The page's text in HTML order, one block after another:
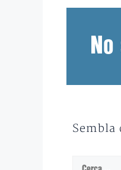
Cerca: